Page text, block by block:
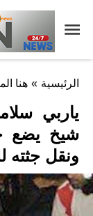
الرئيسية » هنا
ياربي
شيخ يضع
ونقل جثته